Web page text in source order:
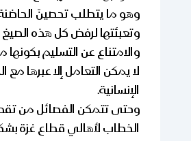
وهو ما يتطلب تحصينَ
وتعبئتها لرفض كل هذه الصيغ
والامتناع عن التسليم بكونها
لا يمكن التعامل إلا عبرها
الإنسانية.
وحتى تتمكن الفصائل من
الخطاب لأهالي قطاع غزة